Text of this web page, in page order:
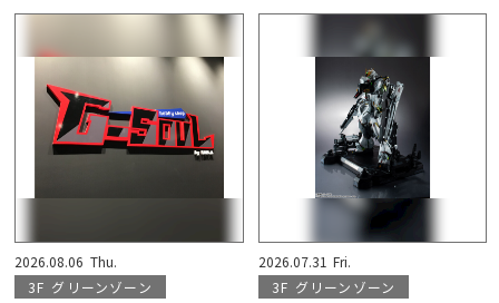
2026.08.06 Thu.
3F グリーンゾーン
2026.07.31 Fri.
3F グリーンゾーン